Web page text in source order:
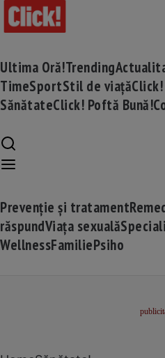
Ultima Oră!Trending
TimeSportStil de viață
SănătateClick! Poftă Bună!
Prevenție și tratament
răspundViața sexuală
WellnessFamiliePsiho